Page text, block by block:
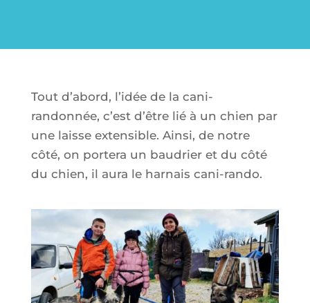
Tout d’abord, l’idée de la cani-
randonnée, c’est d’être lié à un chien par
une laisse extensible. Ainsi, de notre
côté, on portera un baudrier et du côté
du chien, il aura le harnais cani-rando.